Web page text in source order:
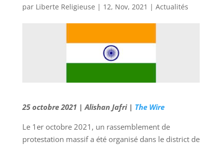
par Liberte Religieuse | 12, Nov, 2021 | Actualités
25 octobre 2021 | Alishan Jafri | The Wire
Le 1er octobre 2021, un rassemblement de
protestation massif a été organisé dans le district de